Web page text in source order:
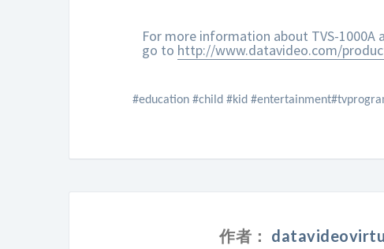
For more information about TVS-1000A
go to http://www.datavideo.com/
#education #child #kid
作者：